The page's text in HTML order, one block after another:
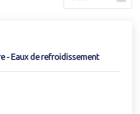
- Eaux de refroidissement